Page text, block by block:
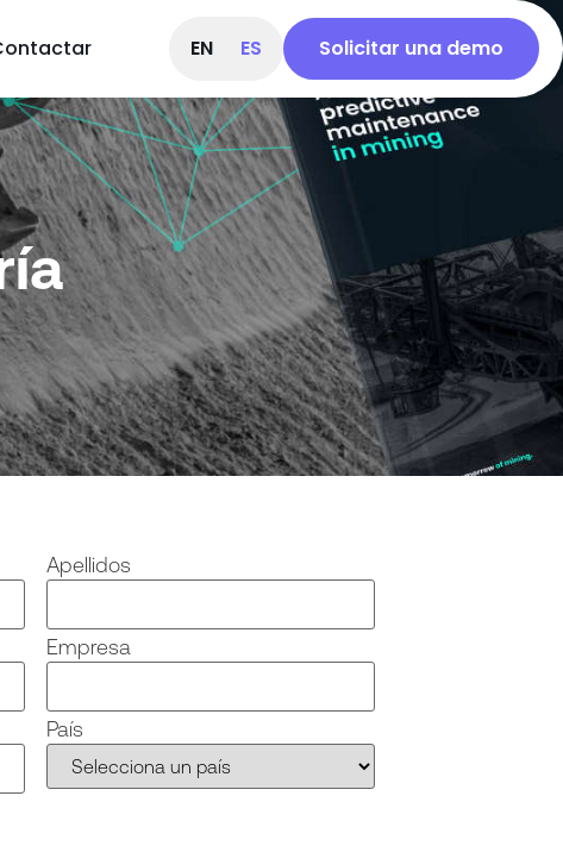
EN ES Solicitar una demo
Apellidos
Empresa
País